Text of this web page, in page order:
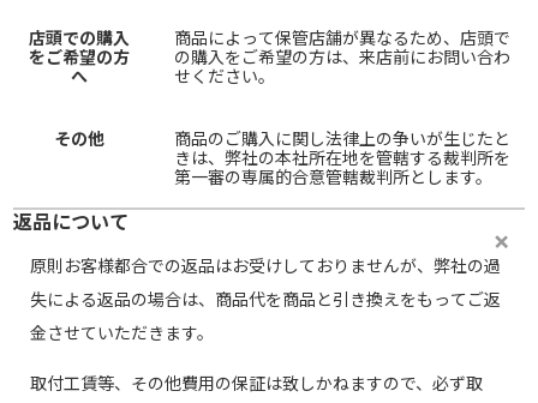
店頭での購入
をご希望の方
へ
商品によって保管店舗が異なるため、店頭で
の購入をご希望の方は、来店前にお問い合わ
せください。
その他
商品のご購入に関し法律上の争いが生じたと
きは、弊社の本社所在地を管轄する裁判所を
第一審の専属的合意管轄裁判所とします。
返品について
原則お客様都合での返品はお受けしておりませんが、弊社の過
失による返品の場合は、商品代を商品と引き換えをもってご返
金させていただきます。
取付工賃等、その他費用の保証は致しかねますので、必ず取